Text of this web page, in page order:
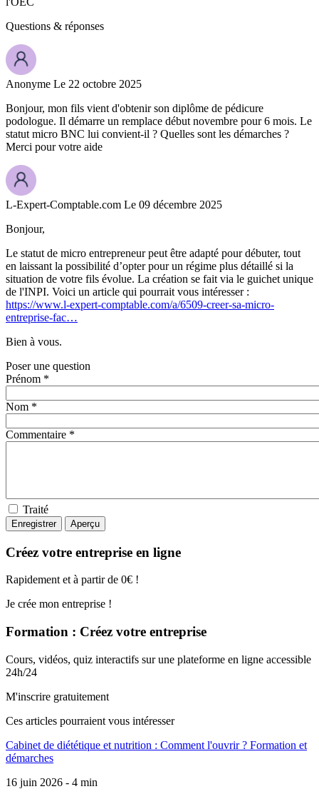
Questions & réponses
Anonyme Le 22 octobre 2025
Bonjour, mon fils vient d'obtenir son diplôme de pédicure
podologue. Il démarre un remplace début novembre pour 6 mois. Le
statut micro BNC lui convient-il ? Quelles sont les démarches ?
Merci pour votre aide
L-Expert-Comptable.com Le 09 décembre 2025
Bonjour,
Le statut de micro entrepreneur peut être adapté pour débuter, tout
en laissant la possibilité d’opter pour un régime plus détaillé si la
situation de votre fils évolue.​ La création se fait via le guichet unique
de l'INPI. Voici un article qui pourrait vous intéresser :
https://www.l-expert-comptable.com/a/6509-creer-sa-micro-
entreprise-fac…
Bien à vous.
Poser une question
Prénom *
Nom *
Commentaire *
Traité
Créez votre entreprise en ligne
Rapidement et à partir de 0€ !
Je crée mon entreprise !
Formation : Créez votre entreprise
Cours, vidéos, quiz interactifs sur une plateforme en ligne accessible
24h/24
M'inscrire gratuitement
Ces articles pourraient vous intéresser
Cabinet de diététique et nutrition : Comment l'ouvrir ? Formation et
démarches
16 juin 2026 - 4 min